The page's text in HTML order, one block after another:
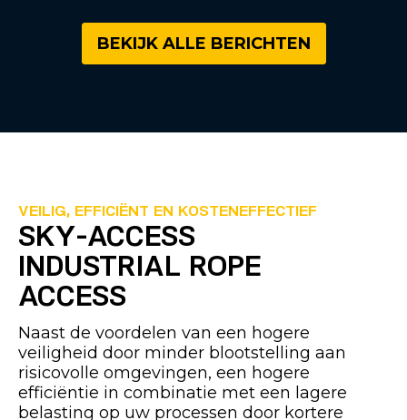
BEKIJK ALLE BERICHTEN
VEILIG, EFFICIËNT EN KOSTENEFFECTIEF
SKY-ACCESS
INDUSTRIAL ROPE
ACCESS
Naast de voordelen van een hogere
veiligheid door minder blootstelling aan
risicovolle omgevingen, een hogere
efficiëntie in combinatie met een lagere
belasting op uw processen door kortere